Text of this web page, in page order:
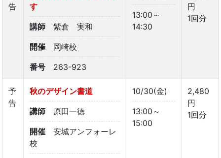
告
す
講師 紫倉 実和
開催 岡崎校
番号 263-923
13:00～
14:30
円
1回分
予
告
秋のデザイン書道
講師 原田一徳
開催
安城アンフォーレ
校
10/30(金)
13:00～
15:00
2,480
円
1回分